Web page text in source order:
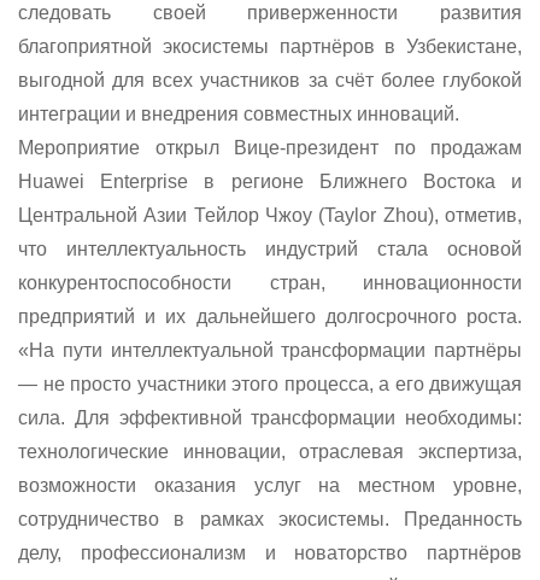
следовать своей приверженности развития
благоприятной экосистемы партнёров в Узбекистане,
выгодной для всех участников за счёт более глубокой
интеграции и внедрения совместных инноваций.
Мероприятие открыл Вице-президент по продажам
Huawei
Enterprise в регионе Ближнего Востока и
Центральной Азии Тейлор Чжоу (Taylor Zhou), отметив,
что интеллектуальность индустрий стала основой
конкурентоспособности стран, инновационности
предприятий и их дальнейшего долгосрочного роста.
«На пути интеллектуальной трансформации партнёры
— не просто участники этого процесса, а его движущая
сила. Для эффективной трансформации необходимы:
технологические инновации, отраслевая экспертиза,
возможности оказания услуг на местном уровне,
сотрудничество в рамках экосистемы. Преданность
делу, профессионализм и новаторство партнёров